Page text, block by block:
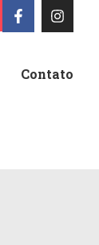
Contato